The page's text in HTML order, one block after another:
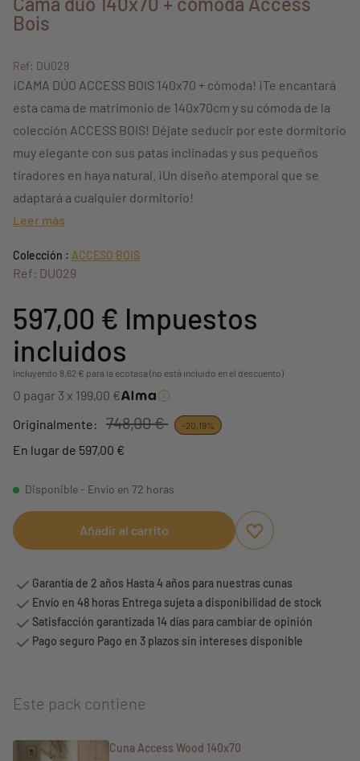
Bois
Ref: DU029
¡CAMA DÚO ACCESS BOIS 140x70 + cómoda! ¡Te encantará
esta cama de matrimonio de 140x70cm y su cómoda de la
colección ACCESS BOIS! Déjate seducir por este dormitorio
muy elegante con sus patas inclinadas y sus pequeños
tiradores en haya natural. ¡Un diseño atemporal que se
adaptará a cualquier dormitorio!
Leer más
Colección : ACCESO BOIS
Ref: DU029
597,00 € Impuestos
incluidos
Incluyendo 8,62 € para la ecotasa (no está incluido en el descuento)
O pagar 3 x 199,00 €
Originalmente:
748,00 € -20,19%
En lugar de 597,00 €
Disponible - Envío en 72 horas
Añadir al carrito
Aggiungi ai
borrar favoritos
Garantía de 2 años Hasta 4 años para nuestras cunas
Envío en 48 horas Entrega sujeta a disponibilidad de stock
Satisfacción garantizada 14 días para cambiar de opinión
Pago seguro Pago en 3 plazos sin intereses disponible
Este pack contiene
Cuna Access Wood 140x70